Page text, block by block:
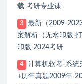
载 考研专业课
3
最新（2009-
案解析（无水印版
印版 2024考研
4
计算机软考-系统
+历年真题2009年-